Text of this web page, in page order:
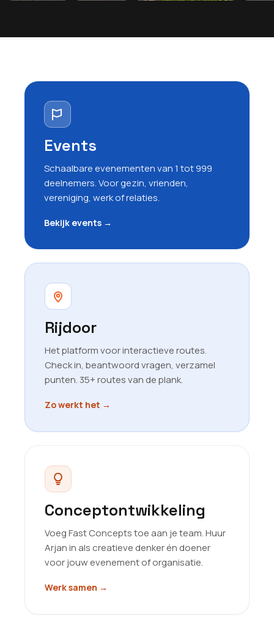
Events
Schaalbare evenementen van 1 tot 999
deelnemers. Voor gezin, vrienden,
vereniging, werk of relaties.
Bekijk events →
Rijdoor
Het platform voor interactieve routes.
Check in, beantwoord vragen, verzamel
punten. 35+ routes van de plank.
Zo werkt het →
Conceptontwikkeling
Voeg Fast Concepts toe aan je team. Huur
Arjan in als creatieve denker én doener
voor jouw evenement of organisatie.
Werk samen →